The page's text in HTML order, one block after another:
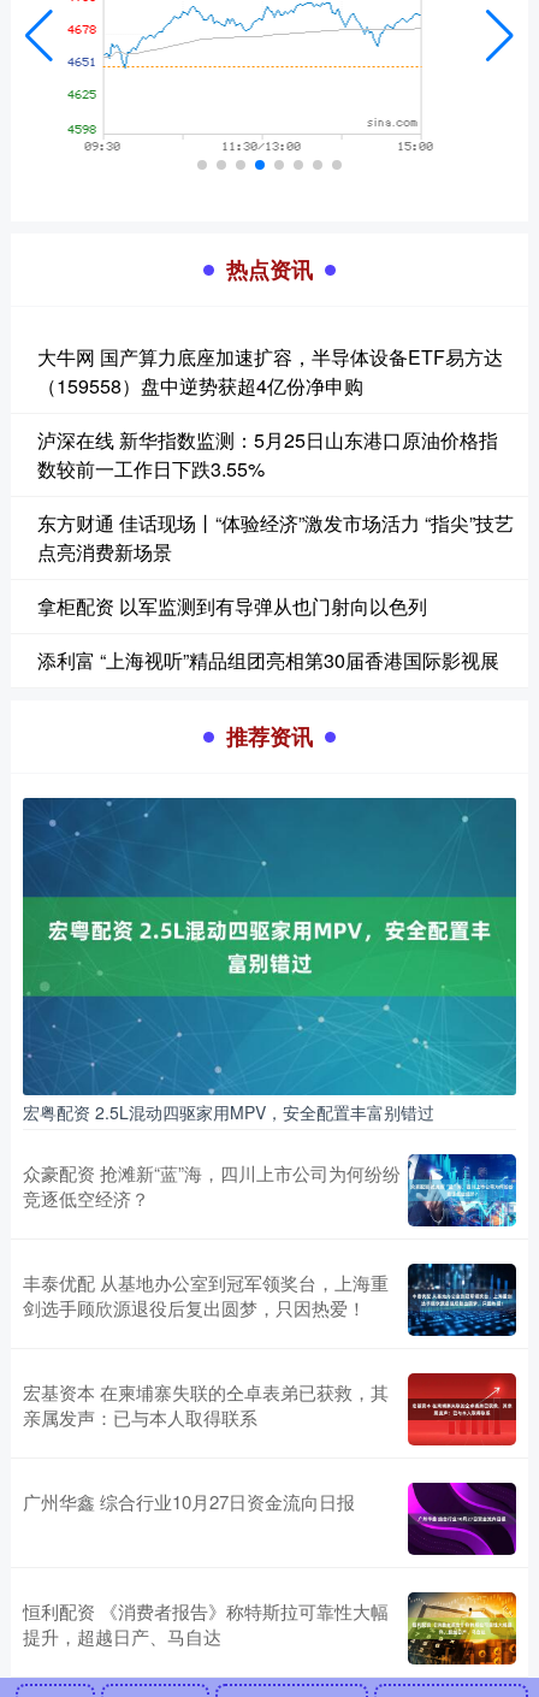
热点资讯
大牛网 国产算力底座加速扩容，半导体设备ETF易方达
（159558）盘中逆势获超4亿份净申购
泸深在线 新华指数监测：5月25日山东港口原油价格指
数较前一工作日下跌3.55%
东方财通 佳话现场丨“体验经济”激发市场活力 “指尖”技艺
点亮消费新场景
拿柜配资 以军监测到有导弹从也门射向以色列
添利富 “上海视听”精品组团亮相第30届香港国际影视展
推荐资讯
宏粤配资 2.5L混动四驱家用MPV，安全配置丰富别错过
众豪配资 抢滩新“蓝”海，四川上市公司为何纷纷
竞逐低空经济？
丰泰优配 从基地办公室到冠军领奖台，上海重
剑选手顾欣源退役后复出圆梦，只因热爱！
宏基资本 在柬埔寨失联的仝卓表弟已获救，其
亲属发声：已与本人取得联系
广州华鑫 综合行业10月27日资金流向日报
恒利配资 《消费者报告》称特斯拉可靠性大幅
提升，超越日产、马自达